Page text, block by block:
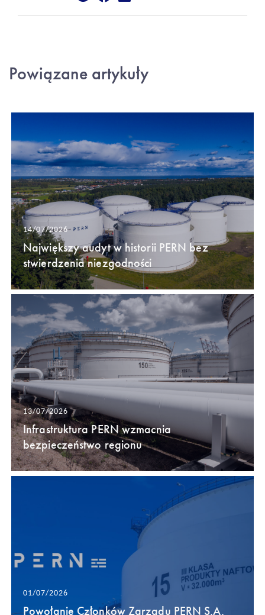
Powiązane artykuły
14/07/2026
Największy audyt w historii PERN bez
stwierdzenia niezgodności
13/07/2026
Infrastruktura PERN wzmacnia
bezpieczeństwo regionu
01/07/2026
Powołanie Członków Zarządu PERN S.A.